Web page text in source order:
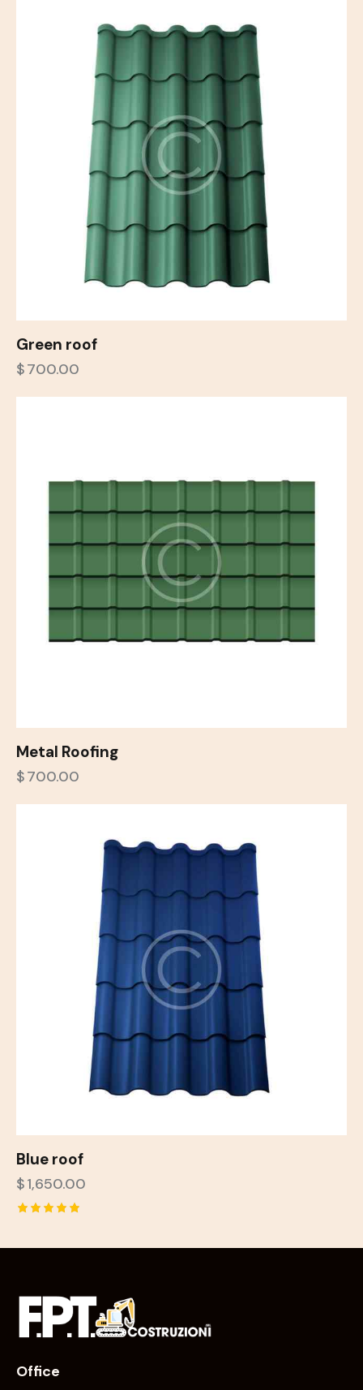
Green roof
$700.00
Metal Roofing
$700.00
Blue roof
$1,650.00
Office